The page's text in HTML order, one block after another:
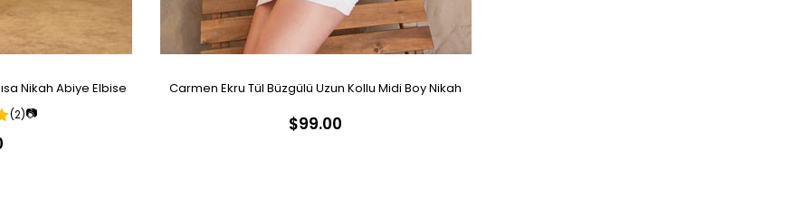
Nikah Abiye Elbise
(2)📷
Carmen Ekru Tül Büzgülü Uzun Kollu Midi Boy Nikah
Abiye Elbise
$99.00